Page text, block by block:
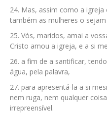
Mas, assim como a
também as mulheres o
Vós, maridos, amai a
Cristo amou a igreja, e a si
a fim de a santificar,
água, pela palavra,
para apresentá-la a si
nem ruga, nem qualquer
irrepreensível.